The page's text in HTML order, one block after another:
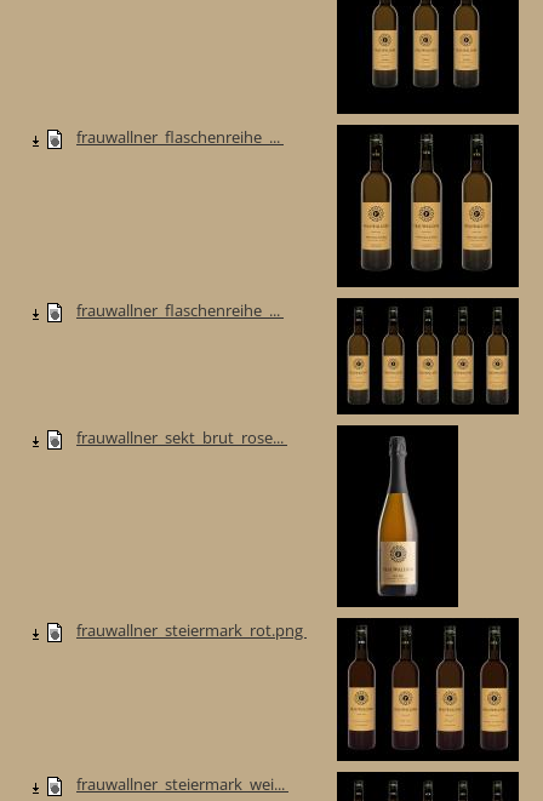
frauwallner_flaschenreihe_...
frauwallner_flaschenreihe_...
frauwallner_sekt_brut_rose...
frauwallner_steiermark_rot.png
frauwallner_steiermark_wei...